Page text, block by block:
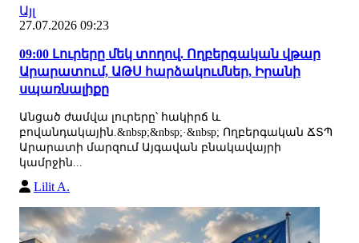
Այլ
27.07.2026 09:23
09:00 Լուրերը մեկ տողով. Ողբերգական վթար
Արարատում, ԱԹՍ հարձակումներ, Իրանի
սպառնալիքը
Անցած ժամվա լուրերը՝ հակիրճ և
բովանդակային.&nbsp;&nbsp;·&nbsp; Ողբերգական ՃՏՊ
Արարատի մարզում Այգավան բնակավայրի
կամրջին...
Lilit A.